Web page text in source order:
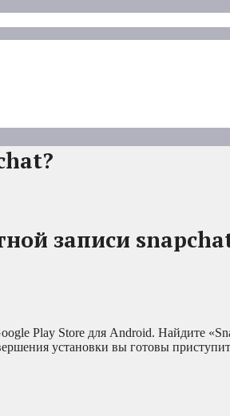
записи
Play Store для Android. Найдите
установки вы готовы